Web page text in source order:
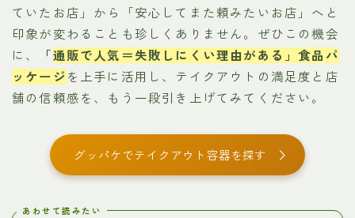
ていたお店」から「安心してまた頼みたいお店」へと
印象が変わることも珍しくありません。ぜひこの機会
に、
「通販で人気＝失敗しにくい理由がある」食品パ
ッケージ を上手に活用し、テイクアウトの満足度と店
舗の信頼感を、もう一段引き上げてみてください。
グッパケでテイクアウト容器を探す
あわせて読みたい